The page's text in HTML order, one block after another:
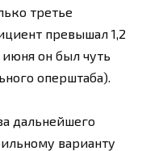
третье
превышал 1,2
он был чуть
оперштаба).
дальнейшего
варианту